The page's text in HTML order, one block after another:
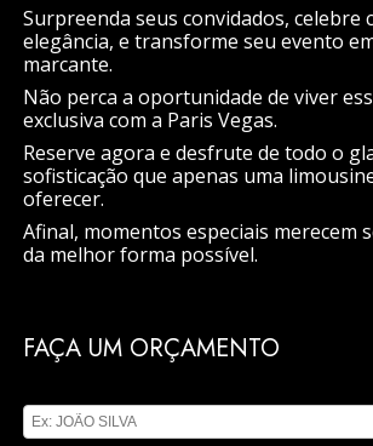
Surpreenda seus convidados, celebre
elegância, e transforme seu evento
marcante.
Não perca a oportunidade de viver
exclusiva com a Paris Vegas.
Reserve agora e desfrute de todo o
sofisticação que apenas uma
oferecer.
Afinal, momentos especiais merecem
da melhor forma possível.
FAÇA UM ORÇAMENTO